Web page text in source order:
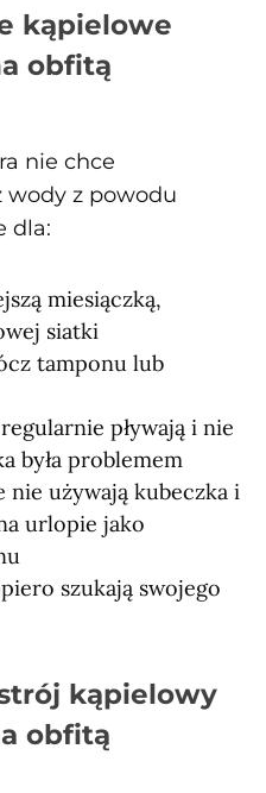
kąpielowe
obfitą
nie chce
wody z powodu
dla:
miesiączką,
siatki
tamponu lub
pływają i nie
była problemem
nie używają kubeczka i
urlopie jako
szukają swojego
kąpielowy
obfitą